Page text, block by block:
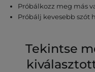
Próbálkozz meg más
Próbálj kevesebb szót
Tekintse